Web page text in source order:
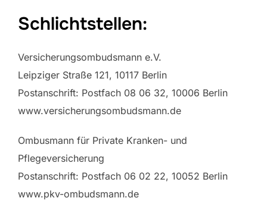
Schlichtstellen:
Versicherungsombudsmann e.V.
Leipziger Straße 121, 10117 Berlin
Postanschrift: Postfach 08 06 32, 10006 Berlin
www.versicherungsombudsmann.de
Ombusmann für Private Kranken- und
Pflegeversicherung
Postanschrift: Postfach 06 02 22, 10052 Berlin
www.pkv-ombudsmann.de